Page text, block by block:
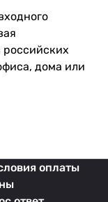
российских
дома или
оплаты